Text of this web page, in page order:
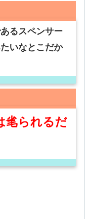
るスペンサー
いなとこだか
毟られるだ